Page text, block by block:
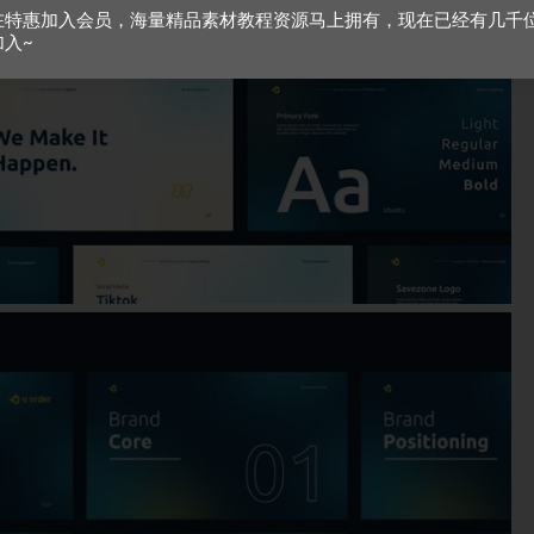
特惠加入会员，海量精品素材教程资源马上拥有，现在已经有几千
入~